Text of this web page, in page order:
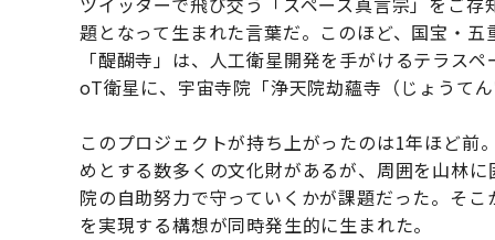
題となって生まれた言葉だ。このほど、国宝・
「醍醐寺」は、人工衛星開発を手がけるテラス
oT衛星に、宇宙寺院「浄天院劫蘊寺（じょうて
このプロジェクトが持ち上がったのは1年ほど
めとする数多くの文化財があるが、周囲を山林
院の自助努力で守っていくかが課題だった。そ
を実現する構想が同時発生的に生まれた。